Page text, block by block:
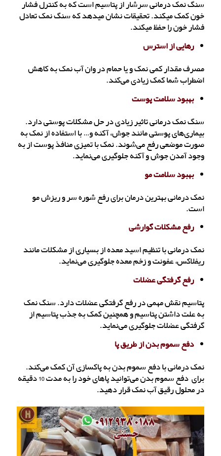
سنگ نمک درمانی سرشار از پتاسیم است که به کنترل فشار
خون کمک می‎کند. تحقیقات نشان می‎دهد که سنگ نمک تعادل
فشار خون را حفظ می‎کند.
رهایی از استرس
مصرف مقدار کمی نمک و یا حمام در وان آب نمک به کاهش
اضطراب شما کمک زیادی می‌کند.
بهبود سلامت پوست
سنگ نمک درمانی تاثیر زیادی در حل مشکلات پوستی دارد.
بیماری‌های پوستی مانند جوش، آکنه و… با استفاده از نمک به
صورت موضعی رفع می‌شوند. نمک با تمیزی منافذ پوست از به
وجود آمدن جوش و آکنه جلوگیری می‌نماید.
بهبود سلامت مو
نمک درمانی بهترین درمان برای رفع شوره‌ سر و ریزش مو
است.
رفع مشکلات گوارشی
نمک درمانی با تنظیم اسید معده از بسیاری از مشکلات مانند
ریفلاکس، عفونت و زخم معده جلوگیری می‌نماید.
رفع گرفتگی عضلات
پتاسیم نقش مهمی در رفع گرفتگی عضلات دارد. سنگ نمک
به علت داشتن پتاسیم و همچنین کمک به جذب پتاسیم از
گرفتگی عضلات جلوگیری می‌نماید.
دفع سموم بدن از طریق پا
نمک درمانی با دفع سموم بدن به پاکسازی آن کمک می‌کند.
برای دفع سموم بدن می‌توانید پاهای خود را به مدت 10 دقیقه
در محلول رقیق آب نمک قرار دهید.